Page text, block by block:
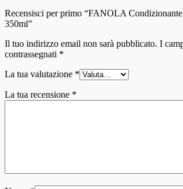
Recensisci per primo “FANOLA
350ml”
Il tuo indirizzo email non sarà pubblicato. I
contrassegnati *
La tua valutazione *
La tua recensione *